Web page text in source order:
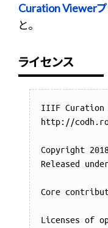
Curation Viewer
と。
ライセンス
IIIF Curation
http://
Copyright
Released
Core
Licenses of